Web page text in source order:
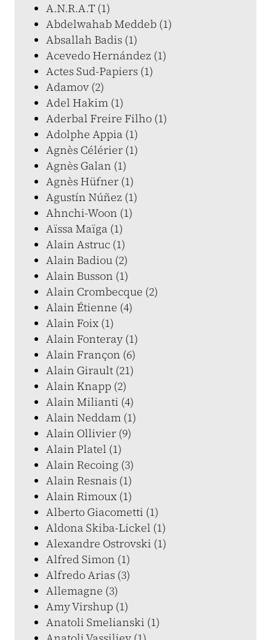
A.N.R.A.T (1)
Abdelwahab Meddeb (1)
Absallah Badis (1)
Acevedo Hernández (1)
Actes Sud-Papiers (1)
Adamov (2)
Adel Hakim (1)
Aderbal Freire Filho (1)
Adolphe Appia (1)
Agnès Célérier (1)
Agnès Galan (1)
Agnès Hüfner (1)
Agustín Núñez (1)
Ahnchi-Woon (1)
Aïssa Maïga (1)
Alain Astruc (1)
Alain Badiou (2)
Alain Busson (1)
Alain Crombecque (2)
Alain Étienne (4)
Alain Foix (1)
Alain Fonteray (1)
Alain Françon (6)
Alain Girault (21)
Alain Knapp (2)
Alain Milianti (4)
Alain Neddam (1)
Alain Ollivier (9)
Alain Platel (1)
Alain Recoing (3)
Alain Resnais (1)
Alain Rimoux (1)
Alberto Giacometti (1)
Aldona Skiba-Lickel (1)
Alexandre Ostrovski (1)
Alfred Simon (1)
Alfredo Arias (3)
Allemagne (3)
Amy Virshup (1)
Anatoli Smelianski (1)